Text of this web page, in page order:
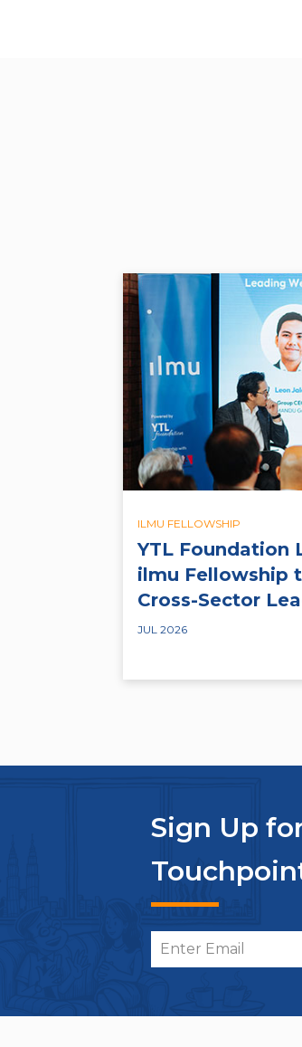
ILMU FELLOWSHIP
YTL Foundation
ilmu Fellowship
Cross-Sector
JUL 2026
Sign Up